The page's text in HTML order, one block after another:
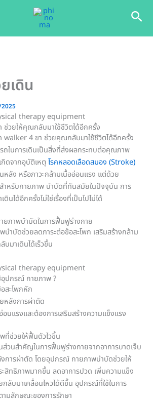
เดิน
วยให้คุณกลับมาใช้ชีวิตได้อีกครั้ง
4 ขา ช่วยคุณกลับมาใช้ชีวิตได้อีกครั้ง
ถในการเดินเป็นสิ่งที่ส่งผลกระทบต่อคุณภาพ
กิดจากอุบัติเหตุโรคหลอดเลือดสมอง (Stroke)
หลัง หรือภาวะกล้ามเนื้ออ่อนแรง แต่ด้วย
ำหรับกายภาพ บำบัดที่ทันสมัยในปัจจุบัน การ
นได้อีกครั้งไม่ใช่เรื่องที่เป็นไปไม่ได้
ภาพบำบัดในการฟื้นฟูร่างกาย
ำบัดช่วยลดภาระต่อข้อสะโพก เสริมสร้างกล้าม
บมาเดินได้เร็วขึ้น
อุปกรณ์ กายภาพ ?
สะโพกหัก
หลังการผ่าตัด
นแรงและต้องการเสริมสร้างความแข็งแรง
ช่วยให้ฟื้นตัวไวขึ้น
วนสำคัญในการฟื้นฟูร่างกายจากอาการบาดเจ็บ
งการผ่าตัด โดยอุปกรณ์ กายภาพบำบัดช่วยให้
สิทธิภาพมากขึ้น ลดอาการปวด เพิ่มความแข็ง
กลับมาเคลื่อนไหวได้ดีขึ้น อุปกรณ์ที่ใช้ในการ
ามลักษณะของการรักษา